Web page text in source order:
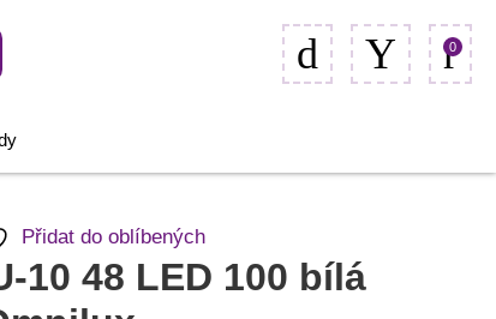
0
Přidat do oblíbených
10 48 LED 100 bílá